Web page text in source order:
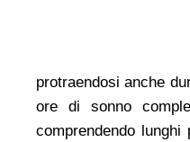
protraendosi anche
ore di sonno
comprendendo